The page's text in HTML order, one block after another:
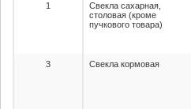
1
Свекла сахарная,
столовая (кроме
пучкового товара)
3 Свекла кормовая